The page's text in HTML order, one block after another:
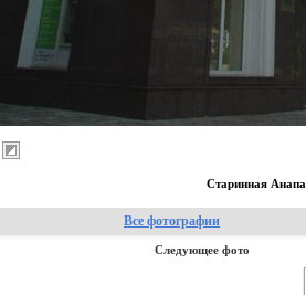
Старинная Анапа
Все фотографии
Следующее фото